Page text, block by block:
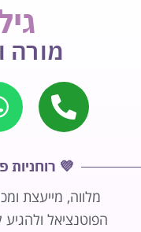
מורה
💜 רוחניות
מלווה, מייעצת
הפוטנציאל